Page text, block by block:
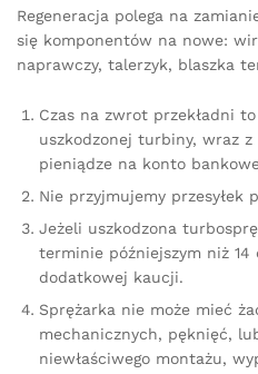
Regeneracja polega na
się komponentów na nowe:
naprawczy, talerzyk, blaszka
Czas na zwrot przekładni
uszkodzonej turbiny, wraz
pieniądze na konto
Nie przyjmujemy przesyłek
Jeżeli uszkodzona
terminie późniejszym niż
dodatkowej kaucji.
Sprężarka nie może mieć
mechanicznych, pęknięć,
niewłaściwego montażu,